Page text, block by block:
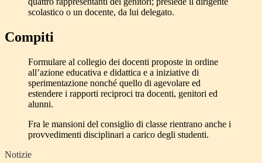
scolastico o un docente, da lui delegato.
Compiti
Formulare al collegio dei docenti proposte in ordine
all’azione educativa e didattica e a iniziative di
sperimentazione nonché quello di agevolare ed
estendere i rapporti reciproci tra docenti, genitori ed
alunni.
Fra le mansioni del consiglio di classe rientrano anche i
provvedimenti disciplinari a carico degli studenti.
Notizie